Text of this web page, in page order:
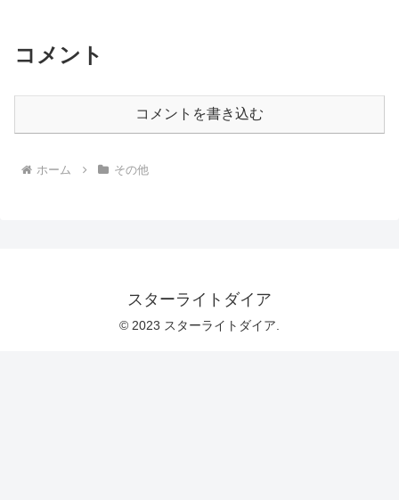
コメント
コメントを書き込む
ホーム その他
スターライトダイア
© 2023 スターライトダイア.